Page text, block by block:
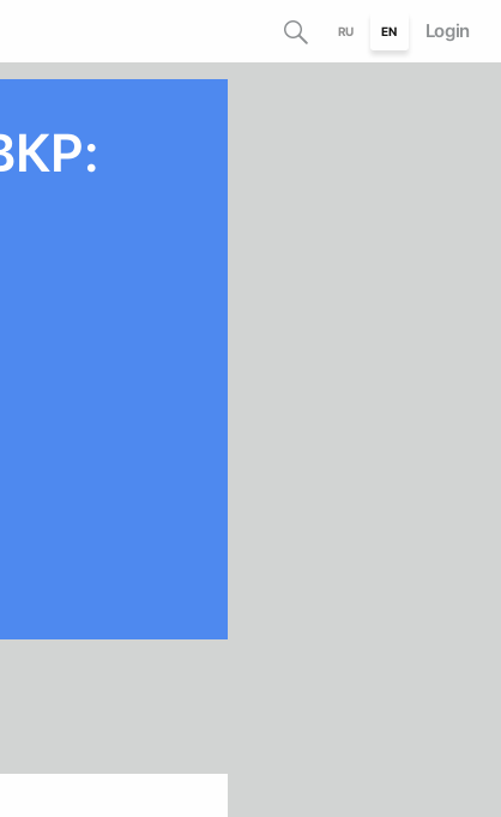
RU EN Login